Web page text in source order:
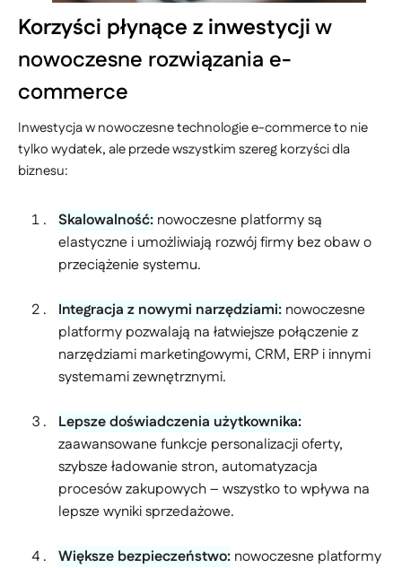
Korzyści płynące z inwestycjiw
nowoczesne rozwiązania e-
commerce
Inwestycja w nowoczesne technologie e-commerce to nie
tylko wydatek, ale przede wszystkim szereg korzyści dla
biznesu:
Skalowalność: nowoczesne platformy są
elastyczne i umożliwiają rozwój firmy bez obaw o
przeciążenie systemu.
Integracja z nowymi narzędziami: nowoczesne
platformy pozwalają na łatwiejsze połączenie z
narzędziami marketingowymi, CRM, ERP i innymi
systemami zewnętrznymi.
Lepsze doświadczenia użytkownika:
zaawansowane funkcje personalizacji oferty,
szybsze ładowanie stron, automatyzacja
procesów zakupowych – wszystko to wpływa na
lepsze wyniki sprzedażowe.
Większe bezpieczeństwo: nowoczesne platformy